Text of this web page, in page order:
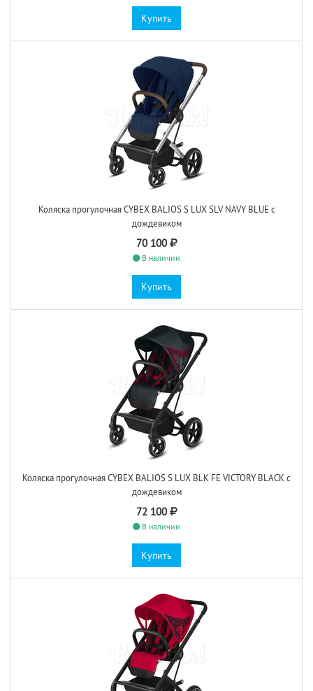
Купить
Коляска прогулочная CYBEX BALIOS S LUX SLV NAVY BLUE с
дождевиком
70 100
В наличии
Купить
Коляска прогулочная CYBEX BALIOS S LUX BLK FE VICTORY BLACK с
дождевиком
72 100
В наличии
Купить